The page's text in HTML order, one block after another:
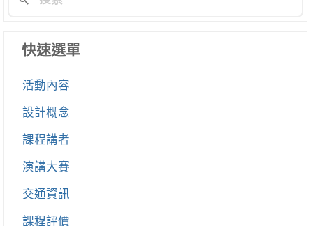
快速選單
活動內容
設計概念
課程講者
演講大賽
交通資訊
課程評價